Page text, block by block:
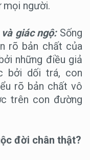
mọi người.
giác ngộ: Sống
rõ bản chất của
những điều giả
bởi dối trá, con
rõ bản chất vô
trên con đường
đời chân thật?